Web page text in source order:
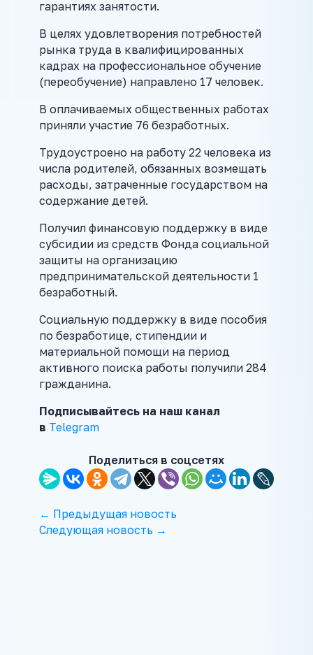
гарантиях занятости.
В целях удовлетворения потребностей
рынка труда в квалифицированных
кадрах на профессиональное обучение
(переобучение) направлено 17 человек.
В оплачиваемых общественных работах
приняли участие 76 безработных.
Трудоустроено на работу 22 человека из
числа родителей, обязанных возмещать
расходы, затраченные государством на
содержание детей.
Получил финансовую поддержку в виде
субсидии из средств Фонда социальной
защиты на организацию
предпринимательской деятельности 1
безработный.
Социальную поддержку в виде пособия
по безработице, стипендии и
материальной помощи на период
активного поиска работы получили 284
гражданина.
Подписывайтесь на наш канал
в Telegram
Поделиться в соцсетях
← Предыдущая новость
Следующая новость →